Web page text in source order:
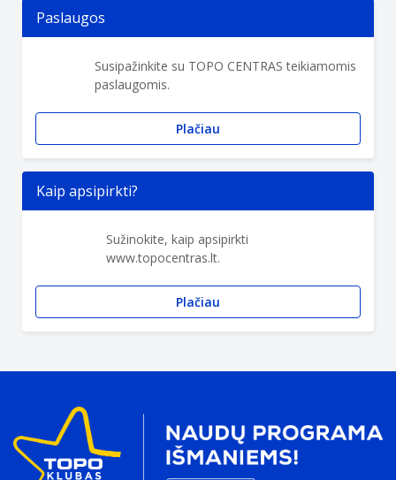
Paslaugos
Susipažinkite su TOPO CENTRAS teikiamomis
paslaugomis.
Plačiau
Kaip apsipirkti?
Sužinokite, kaip apsipirkti
www.topocentras.lt.
Plačiau